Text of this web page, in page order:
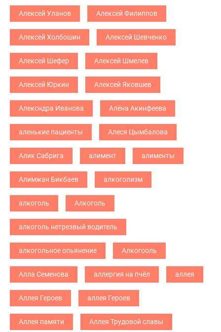
Алексей Уланов Алексей Филиппов
Алексей Холбошин Алексей Шевченко
Алексей Шефер Алексей Шмелев
Алексей Юркин Алексей Яковшев
Алексндра Иванова Алёна Акинфеева
аленькие пациенты Алеся Цымбалова
Алик Сабрига алимент алименты
Алимжан Бикбаев алкоголизм
алкоголь Алкоголь
алкоголь нетрезвый водитель
алкогольное опьянение Алкогооль
Алла Семенова аллергия на пчёл аллея
Аллея Героев аллея Героев
Аллея памяти Аллея Трудовой славы